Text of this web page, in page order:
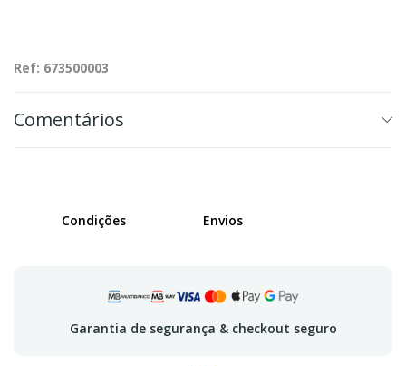
Ref: 673500003
Comentários
Condições Envios
Garantia de segurança & checkout seguro